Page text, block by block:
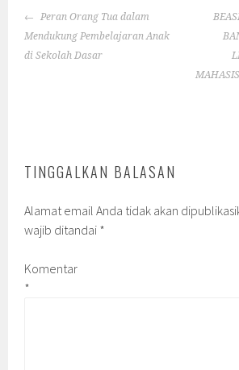
POST
NAVIGATION
Peran Orang Tua dalam
Mendukung Pembelajaran Anak
di Sekolah Dasar
TINGGALKAN BALASAN
Alamat email Anda tidak akan
wajib ditandai *
Komentar
*